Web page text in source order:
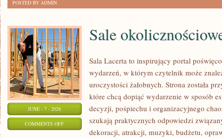
POSTED BY ADMIN
JUNE - 7 - 2026
COMMENTS OFFON
Sale
Sala Lacerta to inspirujący portal
wydarzeń, w którym czytelnik może
uroczystości żałobnych. Strona została
które chcą dopiąć wydarzenie w sposób
decyzji, pośpiechu i organizacyjnego
szukają praktycznych odpowiedzi
dekoracji, atrakcji, muzyki, budżetu,